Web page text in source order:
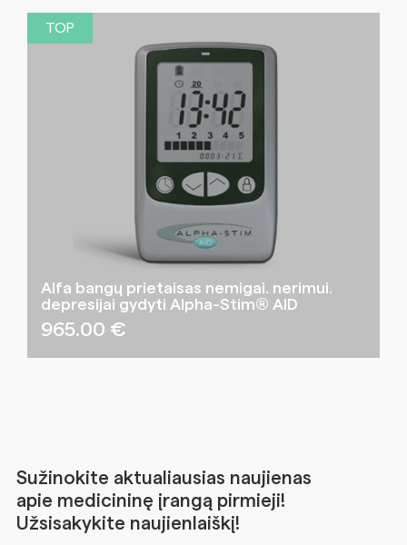
TOP
Alfa bangų prietaisas nemigai. nerimui.
depresijai gydyti Alpha-Stim® AID
965.00 €
Sužinokite aktualiausias naujienas
apie medicininę įrangą pirmieji!
Užsisakykite naujienlaiškį!